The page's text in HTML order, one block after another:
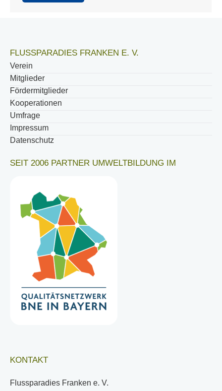
FLUSSPARADIES FRANKEN E. V.
Verein
Mitglieder
Fördermitglieder
Kooperationen
Umfrage
Impressum
Datenschutz
SEIT 2006 PARTNER UMWELTBILDUNG IM
KONTAKT
Flussparadies Franken e. V.